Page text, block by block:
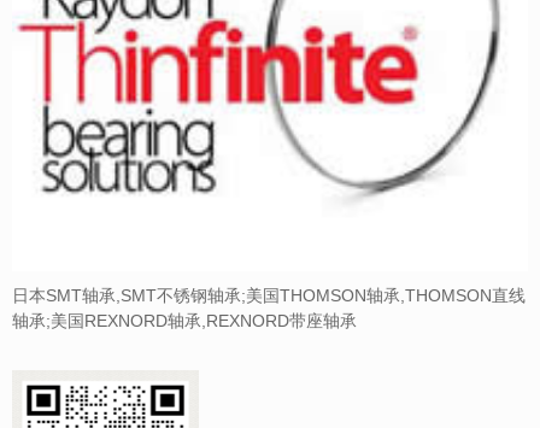
日本SMT轴承,SMT不锈钢轴承;美国THOMSON轴承,THOMSON直线
轴承;美国REXNORD轴承,REXNORD带座轴承